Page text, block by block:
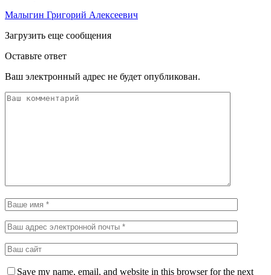
Малыгин Григорий Алексеевич
Загрузить еще сообщения
Оставьте ответ
Ваш электронный адрес не будет опубликован.
Save my name, email, and website in this browser for the next